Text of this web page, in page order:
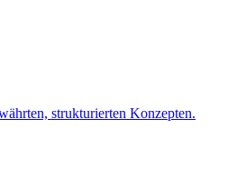
strukturierten Konzepten.